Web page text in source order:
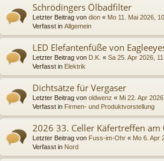
Schrödingers Ölbadfilter
Letzter Beitrag von dion « Mo 11. Mai 2026,
Verfasst in Allgemein
LED Elefantenfüße von
Letzter Beitrag von D.K. « Sa 25. Apr 2026,
Verfasst in Elektrik
Dichtsätze für Vergaser
Letzter Beitrag von oldwenz « Mi 22. Apr
Verfasst in Firmen- und Produktvorstellung
2026 33. Celler Käfertreffen am
Letzter Beitrag von Fuss-im-Ohr « Mo 6. Apr
Verfasst in Nord